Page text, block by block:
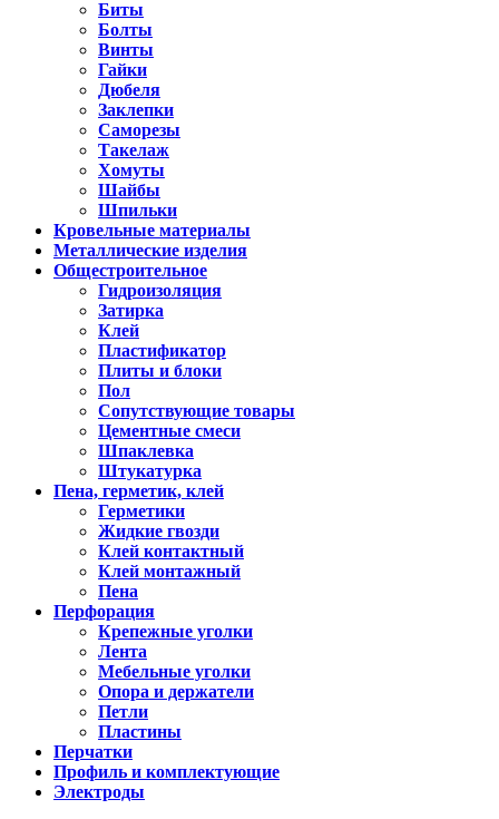
Биты
Болты
Винты
Гайки
Дюбеля
Заклепки
Саморезы
Такелаж
Хомуты
Шайбы
Шпильки
Кровельные материалы
Металлические изделия
Общестроительное
Гидроизоляция
Затирка
Клей
Пластификатор
Плиты и блоки
Пол
Сопутствующие товары
Цементные смеси
Шпаклевка
Штукатурка
Пена, герметик, клей
Герметики
Жидкие гвозди
Клей контактный
Клей монтажный
Пена
Перфорация
Крепежные уголки
Лента
Мебельные уголки
Опора и держатели
Петли
Пластины
Перчатки
Профиль и комплектующие
Электроды